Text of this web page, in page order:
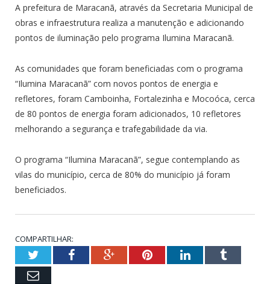
A prefeitura de Maracanã, através da Secretaria Municipal de
obras e infraestrutura realiza a manutenção e adicionando
pontos de iluminação pelo programa Ilumina Maracanã.
As comunidades que foram beneficiadas com o programa
“Ilumina Maracanã” com novos pontos de energia e
refletores, foram Camboinha, Fortalezinha e Mocoóca, cerca
de 80 pontos de energia foram adicionados, 10 refletores
melhorando a segurança e trafegabilidade da via.
O programa “Ilumina Maracanã”, segue contemplando as
vilas do município, cerca de 80% do município já foram
beneficiados.
COMPARTILHAR:
TwitterFacebookGoogle+PinterestLinkedInTumblr
Email